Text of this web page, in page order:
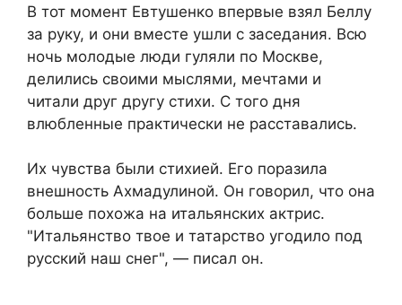
В тот момент Евтушенко впервые взял Беллу
за руку, и они вместе ушли с заседания. Всю
ночь молодые люди гуляли по Москве,
делились своими мыслями, мечтами и
читали друг другу стихи. С того дня
влюбленные практически не расставались.
Их чувства были стихией. Его поразила
внешность Ахмадулиной. Он говорил, что она
больше похожа на итальянских актрис.
"Итальянство твое и татарство угодило под
русский наш снег", — писал он.